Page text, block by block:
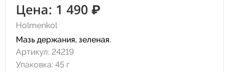
Цена: 1 490 ₽
Holmenkol
Мазь держания, зеленая.
Артикул: 24219
Упаковка: 45 г